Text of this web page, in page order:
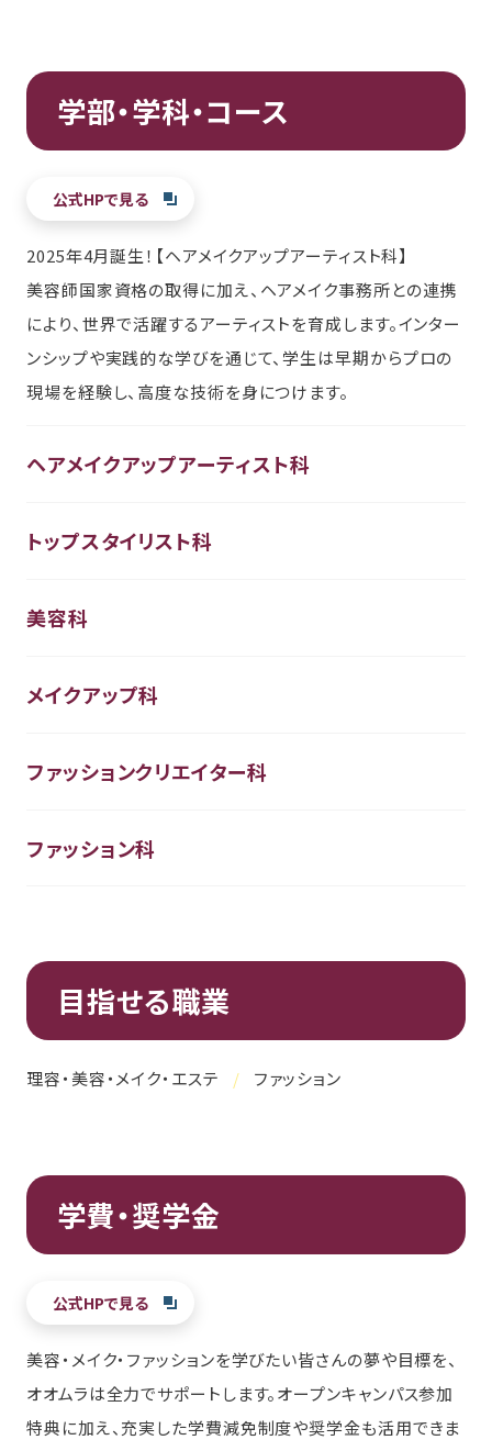
学部・学科・コース
公式HPで見る
2025年4月誕生！【ヘアメイクアップアーティスト科】
美容師国家資格の取得に加え、ヘアメイク事務所との連携
により、世界で活躍するアーティストを育成します。インター
ンシップや実践的な学びを通じて、学生は早期からプロの
現場を経験し、高度な技術を身につけます。
ヘアメイクアップアーティスト科
トップスタイリスト科
美容科
メイクアップ科
ファッションクリエイター科
ファッション科
目指せる職業
理容・美容・メイク・エステ ファッション
学費・奨学金
公式HPで見る
美容・メイク・ファッションを学びたい皆さんの夢や目標を、
オオムラは全力でサポートします。オープンキャンパス参加
特典に加え、充実した学費減免制度や奨学金も活用できま